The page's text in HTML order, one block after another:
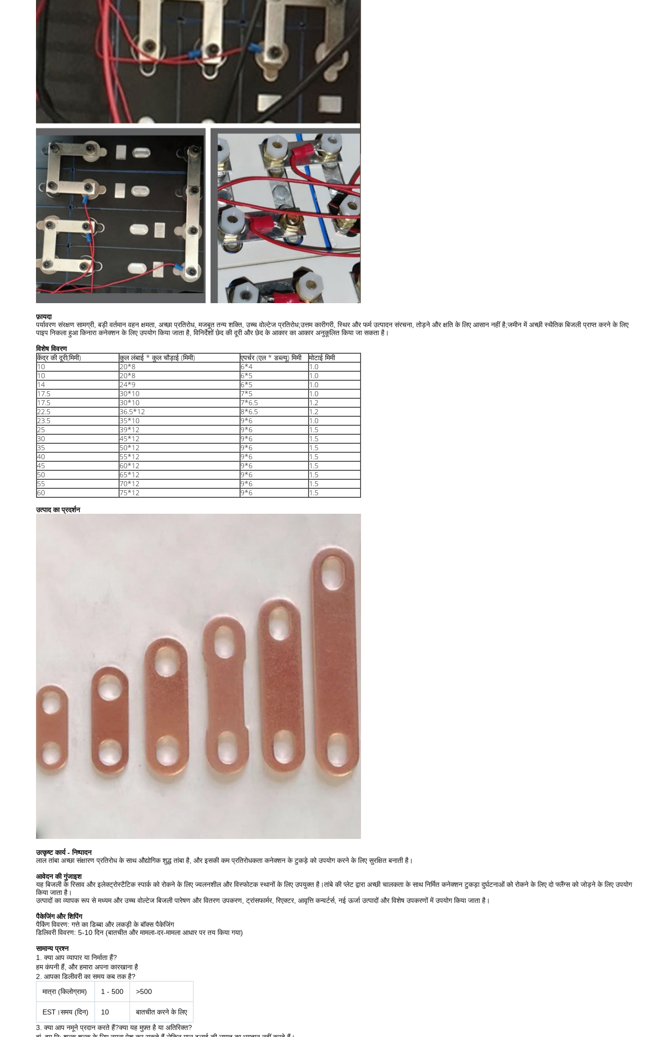
फ़ायदा
पर्यावरण संरक्षण सामग्री, बड़ी वर्तमान वहन क्षमता, अच्छा प्रतिरोध, मजबूत तन्य शक्ति, उच्च वोल्टेज प्रतिरोध;उत्तम कारीगरी, स्थिर और फर्म उत्पादन संरचना, तोड़ने और क्षति के लिए आसान नहीं है;जमीन में अच्छी स्थैतिक बिजली प्राप्त करने के लिए
पाइप निकला हुआ किनारा कनेक्शन के लिए उपयोग किया जाता है, विनिर्देशों छेद की दूरी और छेद के आकार का आकार अनुकूलित किया जा सकता है।
विशेष विवरण
केंद्र की दूरी(मिमी) कुल लंबाई * कुल चौड़ाई (मिमी) एपर्चर (एल * डब्ल्यू) मिमी
मोटाई मिमी
10
20*8 6*4
1.0
10
20*8 6*5
1.0
14
24*9 6*5
1.0
17.5
30*10 7*5
1.0
17.5
30*10 7*6.5
1.2
22.5
36.5*12 8*6.5
1.2
23.5
35*10 9*6
1.0
25
39*12 9*6
1.5
30
45*12 9*6
1.5
35
50*12 9*6
1.5
40
55*12 9*6
1.5
45
60*12 9*6
1.5
50
65*12 9*6
1.5
55
70*12 9*6
1.5
60
75*12 9*6 1.5
उत्पाद का प्रदर्शन
उत्कृष्ट कार्य - निष्पादन
लाल तांबा अच्छा संक्षारण प्रतिरोध के साथ औद्योगिक शुद्ध तांबा है, और इसकी कम प्रतिरोधकता कनेक्शन के टुकड़े को उपयोग करने के लिए सुरक्षित बनाती है।
आवेदन की गुंजाइश
यह बिजली के रिसाव और इलेक्ट्रोस्टैटिक स्पार्क को रोकने के लिए ज्वलनशील और विस्फोटक स्थानों के लिए उपयुक्त है।तांबे की प्लेट द्वारा अच्छी चालकता के साथ निर्मित कनेक्शन टुकड़ा दुर्घटनाओं को रोकने के लिए दो फ्लैंग्स को जोड़ने के लिए उपयोग
किया जाता है।
उत्पादों का व्यापक रूप से मध्यम और उच्च वोल्टेज बिजली पारेषण और वितरण उपकरण, ट्रांसफार्मर, रिएक्टर, आवृत्ति कन्वर्टर्स, नई ऊर्जा उत्पादों और विशेष उपकरणों में उपयोग किया जाता है।
पैकेजिंग और शिपिंग
पैकिंग विवरण: गत्ते का डिब्बा और लकड़ी के बॉक्स पैकेजिंग
डिलिवरी विवरण: 5-10 दिन (बातचीत और मामला-दर-मामला आधार पर तय किया गया)
सामान्य प्रश्न
1. क्या आप व्यापार या निर्माता हैं?
हम कंपनी हैं, और हमारा अपना कारखाना है
2. आपका डिलीवरी का समय कब तक है?
मात्रा (किलोग्राम)
1 - 500 >500
EST।समय (दिन) 10
बातचीत करने के लिए
3. क्या आप नमूने प्रदान करते हैं?क्या यह मुफ़्त है या अतिरिक्त?